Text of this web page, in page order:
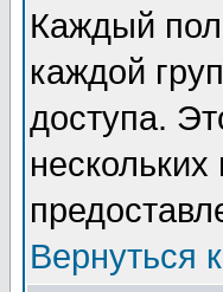
Каждый
каждой
доступа.
Вернуться